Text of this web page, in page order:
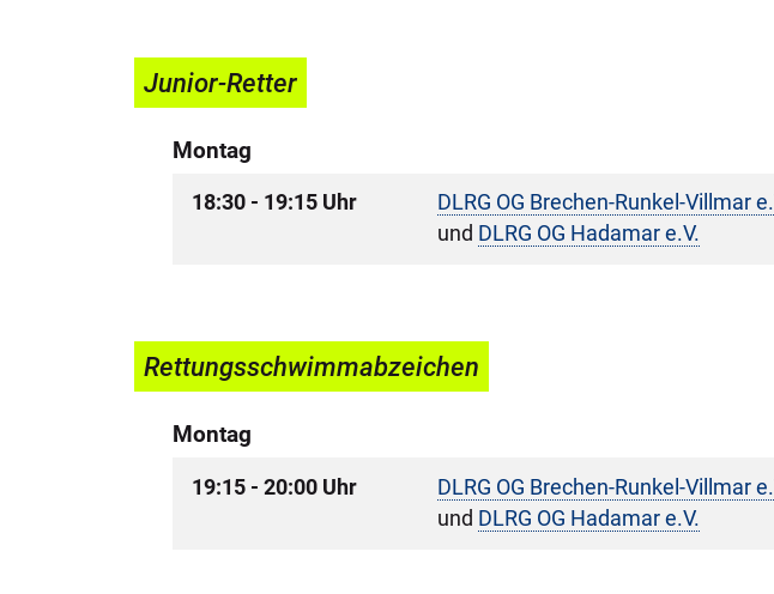
Junior-Retter
Montag
18:30 - 19:15 Uhr
DLRG OG Brechen-Runkel-Villmar
und DLRG OG Hadamar e.V.
Rettungsschwimmabzeichen
Montag
19:15 - 20:00 Uhr
DLRG OG Brechen-Runkel-Villmar
und DLRG OG Hadamar e.V.